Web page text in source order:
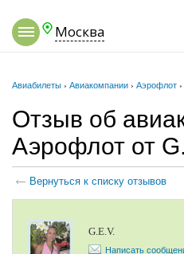
Москва
Авиабилеты › Авиакомпании › Аэрофлот ›
Отзыв об
Аэрофлот от
Вернуться к списку отзывов
G.E.V.
Написать